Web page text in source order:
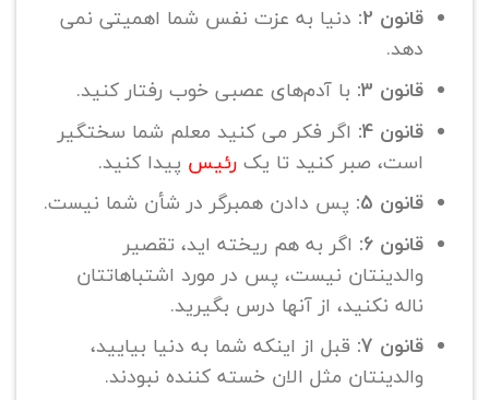
قانون 2:
دنیا به عزت نفس شما اهمیتی نمی
دهد.
قانون 3:
با آدم‌های عصبی خوب رفتار کنید.
قانون 4:
اگر فکر می کنید معلم شما سختگیر
است، صبر کنید تا یکرئیس پیدا کنید.
قانون 5:
پس دادن همبرگر در شأن شما نیست.
قانون 6:
اگر به هم ریخته اید، تقصیر
والدینتان نیست، پس در مورد اشتباهاتتان
ناله نکنید، از آنها درس بگیرید.
قانون 7:
قبل از اینکه شما به دنیا بیایید،
والدینتان مثل الان خسته کننده نبودند.